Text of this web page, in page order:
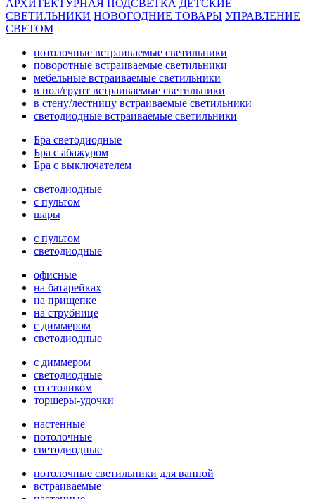
АРХИТЕКТУРНАЯ ПОДСВЕТКА ДЕТСКИЕ
СВЕТИЛЬНИКИ НОВОГОДНИЕ ТОВАРЫ УПРАВЛЕНИЕ
СВЕТОМ
потолочные встраиваемые светильники
поворотные встраиваемые светильники
мебельные встраиваемые светильники
в пол/грунт встраиваемые светильники
в стену/лестницу встраиваемые светильники
светодиодные встраиваемые светильники
Бра светодиодные
Бра с абажуром
Бра с выключателем
светодиодные
с пультом
шары
с пультом
светодиодные
офисные
на батарейках
на прищепке
на струбнице
с диммером
светодиодные
с диммером
светодиодные
со столиком
торшеры-удочки
настенные
потолочные
светодиодные
потолочные светильники для ванной
встраиваемые